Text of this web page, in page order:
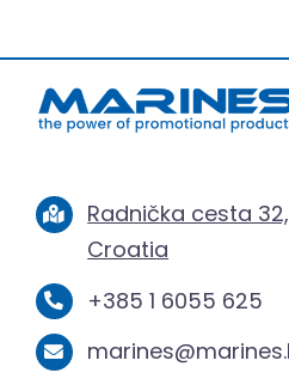
Radnička cesta
Croatia
+385 1 6055 625